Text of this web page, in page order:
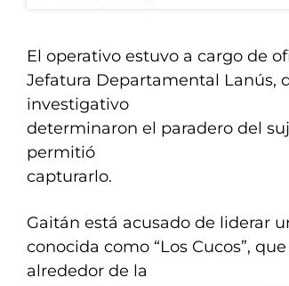
El operativo estuvo a cargo de
Jefatura Departamental Lanús,
investigativo
determinaron el paradero del
permitió
capturarlo.
Gaitán está acusado de liderar
conocida como “Los Cucos”,
alrededor de la